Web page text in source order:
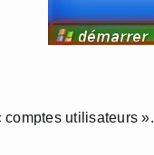
utilisateurs ».